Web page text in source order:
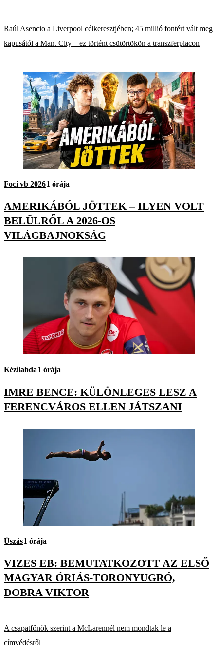
Raúl Asencio a Liverpool célkeresztjében; 45 millió fontért vált meg
kapusától a Man. City – ez történt csütörtökön a transzferpiacon
Foci vb 20261 órája
AMERIKÁBÓL JÖTTEK – ILYEN VOLT
BELÜLRŐL A 2026-OS
VILÁGBAJNOKSÁG
Kézilabda1 órája
IMRE BENCE: KÜLÖNLEGES LESZ A
FERENCVÁROS ELLEN JÁTSZANI
Úszás1 órája
VIZES EB: BEMUTATKOZOTT AZ ELSŐ
MAGYAR ÓRIÁS-TORONYUGRÓ,
DOBRA VIKTOR
A csapatfőnök szerint a McLarennél nem mondtak le a
címvédésről